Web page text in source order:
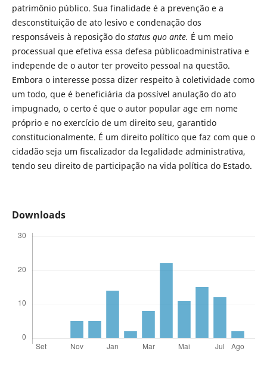
patrimônio público. Sua finalidade é a prevenção e a
desconstituição de ato lesivo e condenação dos
responsáveis à reposição do status quo ante. É um meio
processual que efetiva essa defesa públicoadministrativa e
independe de o autor ter proveito pessoal na questão.
Embora o interesse possa dizer respeito à coletividade como
um todo, que é beneficiária da possível anulação do ato
impugnado, o certo é que o autor popular age em nome
próprio e no exercício de um direito seu, garantido
constitucionalmente. É um direito político que faz com que o
cidadão seja um fiscalizador da legalidade administrativa,
tendo seu direito de participação na vida política do Estado.
Downloads